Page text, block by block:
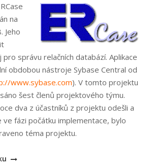
na
Jeho
správu relačních databází. Aplikace
obdobou nástroje Sybase Central od
www.sy­base.com). V tomto projektu
šest členů projektového týmu.
dva z účastníků z projektu odešli a
fázi počátku implementace, bylo
téma projektu.